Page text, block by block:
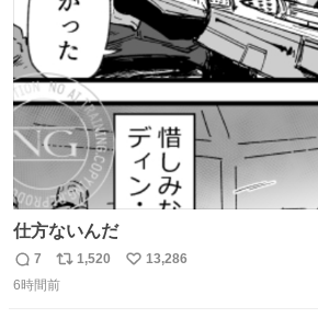
数
仕方ないんだ
返
信
7
リ
ポ
1,520
い
13,286
6時間前